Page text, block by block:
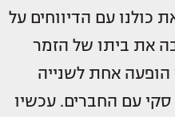
כולנו עם הדיווחים על
את ביתו של הזמר
הופעה אחת לשנייה
עם החברים. עכשיו